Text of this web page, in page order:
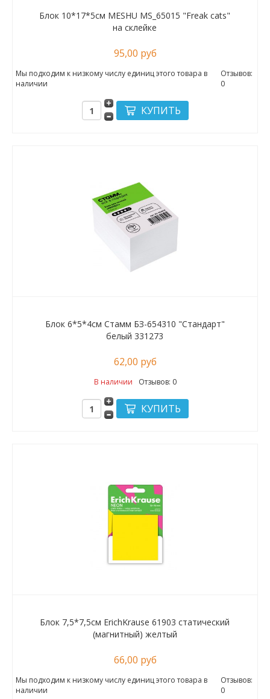
Блок 10*17*5см MESHU MS_65015 "Freak cats"
на склейке
95,00 руб
Мы подходим к низкому числу единиц этого товара в
наличии
Отзывов:
0
Блок 6*5*4см Стамм БЗ-654310 "Стандарт"
белый 331273
62,00 руб
В наличии Отзывов: 0
Блок 7,5*7,5см ErichKrause 61903 статический
(магнитный) желтый
66,00 руб
Мы подходим к низкому числу единиц этого товара в
наличии
Отзывов:
0